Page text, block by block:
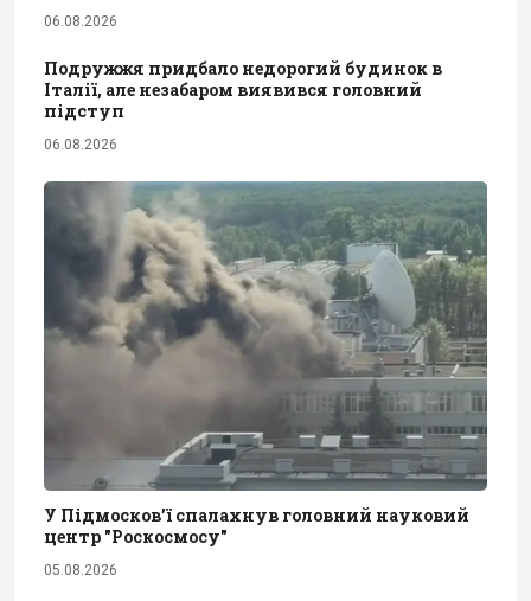
06.08.2026
Подружжя придбало недорогий будинок в
Італії, але незабаром виявився головний
підступ
06.08.2026
У Підмосков’ї спалахнув головний науковий
центр "Роскосмосу"
05.08.2026